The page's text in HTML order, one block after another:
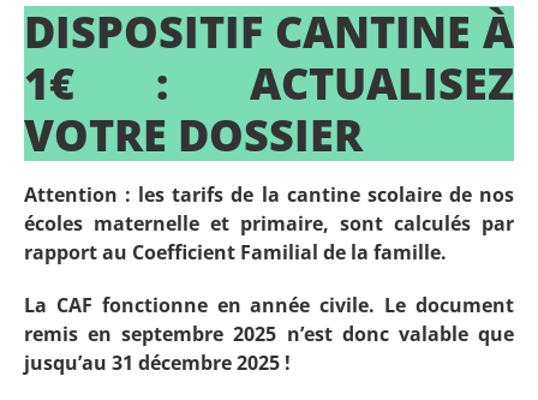
DISPOSITIF CANTINE À
1€ : ACTUALISEZ
VOTRE DOSSIER
Attention : les tarifs de la cantine scolaire de nos
écoles maternelle et primaire, sont calculés par
rapport au Coefficient Familial de la famille.
La CAF fonctionne en année civile. Le document
remis en septembre 2025 n’est donc valable que
jusqu’au 31 décembre 2025 !